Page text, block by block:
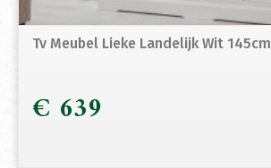
Tv Meubel Lieke Landelijk Wit 145cm
€ 639